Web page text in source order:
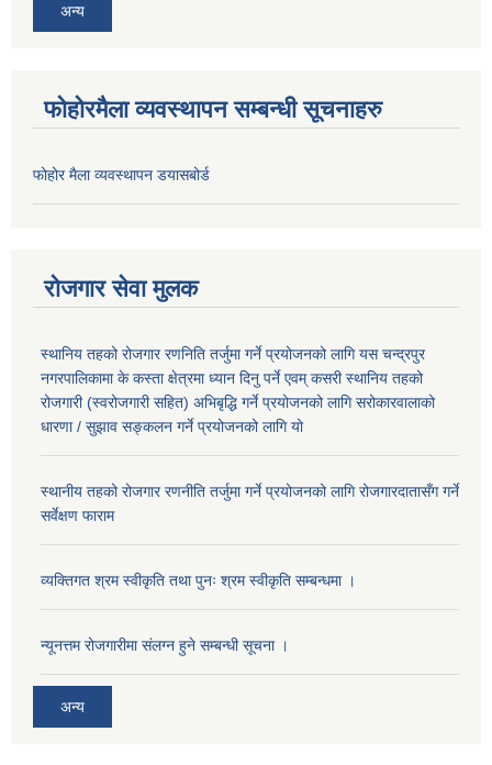
अन्य
फोहोरमैला व्यवस्थापन सम्बन्धी सूचनाहरु
फोहोर मैला व्यवस्थापन डयासबोर्ड
रोजगार सेवा मुलक
स्थानिय तहको रोजगार रणनिति तर्जुमा गर्ने प्रयोजनको लागि यस चन्द्रपुर
नगरपालिकामा के कस्ता क्षेत्रमा ध्यान दिनु पर्ने एवम् कसरी स्थानिय तहको
रोजगारी (स्वरोजगारी सहित) अभिबृद्धि गर्ने प्रयोजनको लागि सरोकारवालाको
धारणा / सुझाव सङ्कलन गर्ने प्रयोजनको लागि यो
स्थानीय तहको रोजगार रणनीति तर्जुमा गर्ने प्रयोजनको लागि रोजगारदातासँग गर्ने
सर्वेक्षण फाराम
व्यक्तिगत श्रम स्वीकृति तथा पुनः श्रम स्वीकृति सम्बन्धमा ।
न्यूनत्तम रोजगारीमा संलग्न हुने सम्बन्धी सूचना ।
अन्य